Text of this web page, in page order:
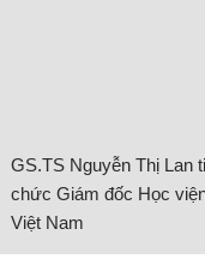
GS.TS Nguyễn Thị Lan
chức Giám đốc Học
Việt Nam